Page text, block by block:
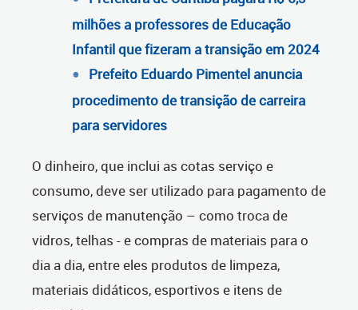
milhões a professores de Educação
Infantil que fizeram a transição em 2024
Prefeito Eduardo Pimentel anuncia
procedimento de transição de carreira
para servidores
O dinheiro, que inclui as cotas serviço e
consumo, deve ser utilizado para pagamento de
serviços de manutenção – como troca de
vidros, telhas - e compras de materiais para o
dia a dia, entre eles produtos de limpeza,
materiais didáticos, esportivos e itens de